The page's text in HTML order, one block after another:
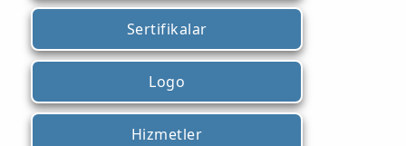
Sertifikalar
Logo
Hizmetler